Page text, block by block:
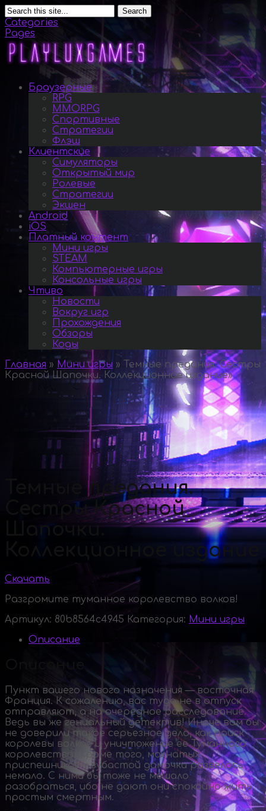
Search
Categories
Pages
Браузерные
RPG
MMORPG
Спортивные
Стратегии
Флэш
Клиентские
Симуляторы
Открытый мир
Ролевые
Стратегии
Экшен
Android
iOS
Платный контент
Мини игры
STEAM
Компьютерные игры
Консольные игры
Чтиво
Новости
Вокруг игр
Прохождения
Обзоры
Коды
Главная » Мини игры » Темные предания. Сестры
Красной Шапочки. Коллекционное издание»
Темные предания.
Сестры Красной
Шапочки.
Коллекционное издание
Скачать
Разгромите туманное королевство волков!
Артикул: 80b8564c4945 Категория: Мини игры
Описание
Пункт вашего нового назначения — восточная
Франция. К сожалению, вас туда не в отпуск
отправляют, а на очередное расследование.
Ведь вы же гениальный детектив! Иначе вам бы
не доверили такое серьезное дело, как поиск
королевы волков и уничтожение ее Туманного
королевства. Кроме того, мохнатых
приспешников у зубастой дамочки развелось
немало. С ними бы тоже не мешало
разобраться, ибо не дают они спокойно жить
простым смертным.